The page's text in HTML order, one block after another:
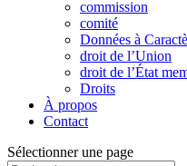
commission
comité
Données à
droit de l’Union
droit de l’État
Droits
À propos
Contact
Sélectionner une page